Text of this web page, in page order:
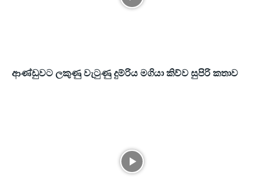
ආණ්ඩුවට ලකුණු වැටුණු දුම්රිය මගියා කිව්ව සුපිරි කතාව